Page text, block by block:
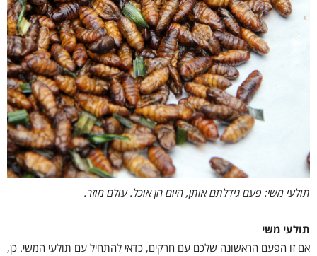
תולעי משי: פעם גידלתם אותן, היום הן אוכל. עולם מוזר.
תולעי משי
אם זו הפעם הראשונה שלכם עם חרקים, כדאי להתחיל עם תולעי המשי. כן,